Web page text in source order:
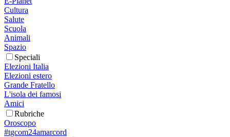
Cultura
Salute
Scuola
Animali
Spazio
Speciali
Elezioni Italia
Elezioni estero
Grande Fratello
L'isola dei famosi
Amici
Rubriche
Oroscopo
#tgcom24amarcord